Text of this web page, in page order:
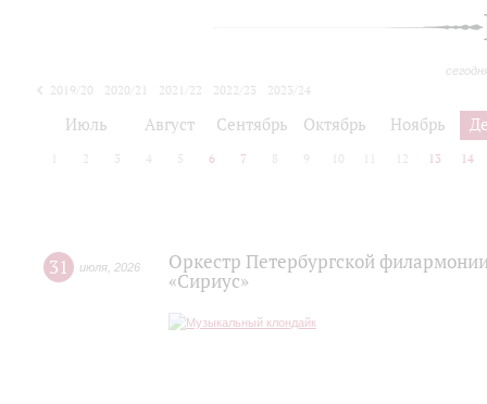
2019/20 2020/21 2021/22 2022/23
2023/24
Июль Август Сентябрь Октябрь Ноябрь
2 3 4 5 6 7 8 9 10 12 13 14
31 июля 2026
Оркестр Петербургской
«Сириус»